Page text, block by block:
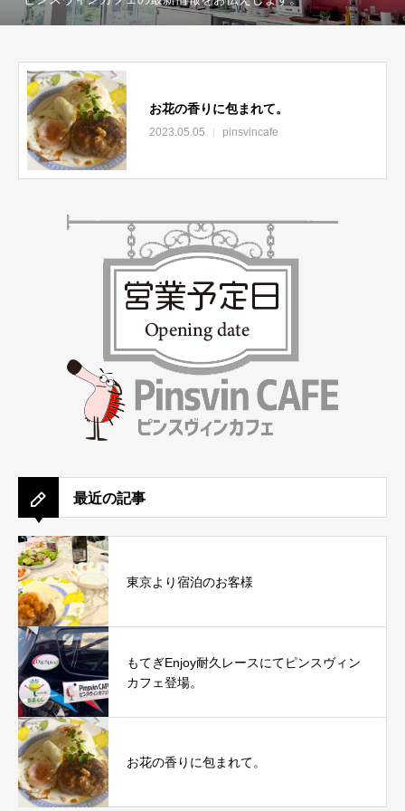
お花の香りに包まれて。
2023.05.05 pinsvincafe
最近の記事
東京より宿泊のお客様
もてぎEnjoy耐久レースにてピンスヴィン
カフェ登場。
お花の香りに包まれて。